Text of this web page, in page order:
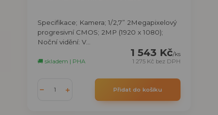
Specifikace; Kamera; 1/2,7” 2Megapixelový
progresivní CMOS; 2MP (1920 x 1080);
Noční vidění: V...
1 543 Kč/ks
1 275 Kč bez DPH
🚚 skladem | PHA
Přidat do košíku